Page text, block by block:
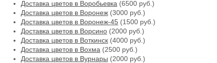
Доставка цветов в Воробьевка (6500 руб.)
Доставка цветов в Воронеж (3000 руб.)
Доставка цветов в Воронеж-45 (1500 руб.)
Доставка цветов в Ворсино (2000 руб.)
Доставка цветов в Воткинск (4000 руб.)
Доставка цветов в Вохма (2500 руб.)
Доставка цветов в Вурнары (2000 руб.)